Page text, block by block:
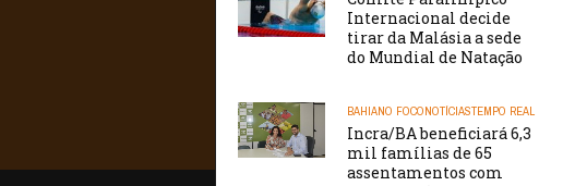
Internacional decide
tirar da Malásia a sede
do Mundial de Natação
BAHIANO FOCONOTÍCIASTEMPO REAL
Incra/BA beneficiará 6,3
mil famílias de 65
assentamentos com